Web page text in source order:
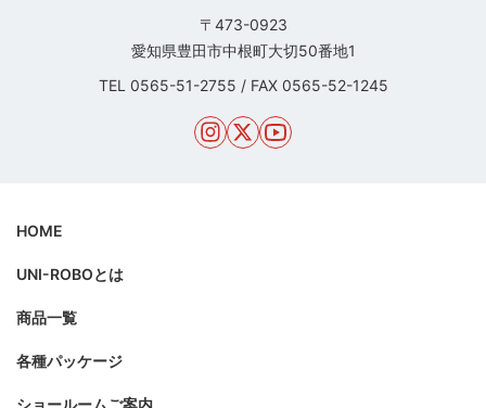
〒473-0923
愛知県豊田市中根町大切50番地1
TEL 0565-51-2755 / FAX 0565-52-1245
HOME
UNI-ROBOとは
商品一覧
各種パッケージ
ショールームご案内